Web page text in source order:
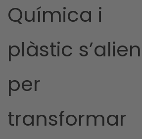
Química i
plàstic s’alien
per
transformar